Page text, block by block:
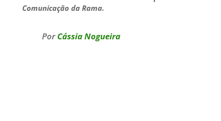
Comunicação da Rama.
PorCássia Nogueira